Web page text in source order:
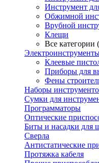
Инструмент
Обжимной
Врубной
Клещи
Все категории
Клеевые
Приборы для
Фены
Наборы
Сумки для
Программаторы
Оптические
Биты и насадки для
Сверла
Антистатические
Протяжка кабеля